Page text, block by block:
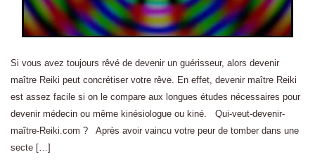
Si vous avez toujours rêvé de devenir un guérisseur, alors devenir
maître Reiki peut concrétiser votre rêve. En effet, devenir maître Reiki
est assez facile si on le compare aux longues études nécessaires pour
devenir médecin ou même kinésiologue ou kiné. Qui-veut-devenir-
maître-Reiki.com ? Après avoir vaincu votre peur de tomber dans une
secte […]